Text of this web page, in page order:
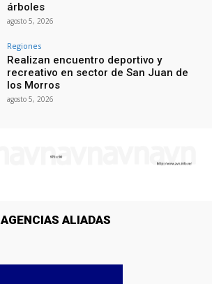
árboles
agosto 5, 2026
Regiones
Realizan encuentro deportivo y
recreativo en sector de San Juan de
los Morros
agosto 5, 2026
AGENCIAS ALIADAS